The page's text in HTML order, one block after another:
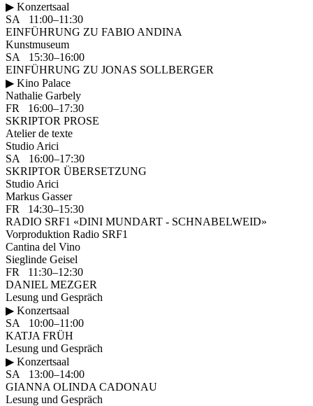
▶ Konzertsaal
SA 11:00–11:30
EINFÜHRUNG ZU FABIO ANDINA
Kunstmuseum
SA 15:30–16:00
EINFÜHRUNG ZU JONAS SOLLBERGER
▶ Kino Palace
Nathalie Garbely
FR 16:00–17:30
SKRIPTOR PROSE
Atelier de texte
Studio Arici
SA 16:00–17:30
SKRIPTOR ÜBERSETZUNG
Studio Arici
Markus Gasser
FR 14:30–15:30
RADIO SRF1 «DINI MUNDART - SCHNABELWEID»
Vorproduktion Radio SRF1
Cantina del Vino
Sieglinde Geisel
FR 11:30–12:30
DANIEL MEZGER
Lesung und Gespräch
▶ Konzertsaal
SA 10:00–11:00
KATJA FRÜH
Lesung und Gespräch
▶ Konzertsaal
SA 13:00–14:00
GIANNA OLINDA CADONAU
Lesung und Gespräch